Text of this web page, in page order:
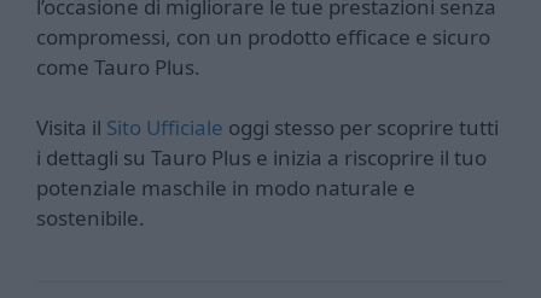
l’occasione di migliorare le tue prestazioni senza
compromessi, con un prodotto efficace e sicuro
come Tauro Plus.
Visita il Sito Ufficiale oggi stesso per scoprire tutti
i dettagli su Tauro Plus e inizia a riscoprire il tuo
potenziale maschile in modo naturale e
sostenibile.